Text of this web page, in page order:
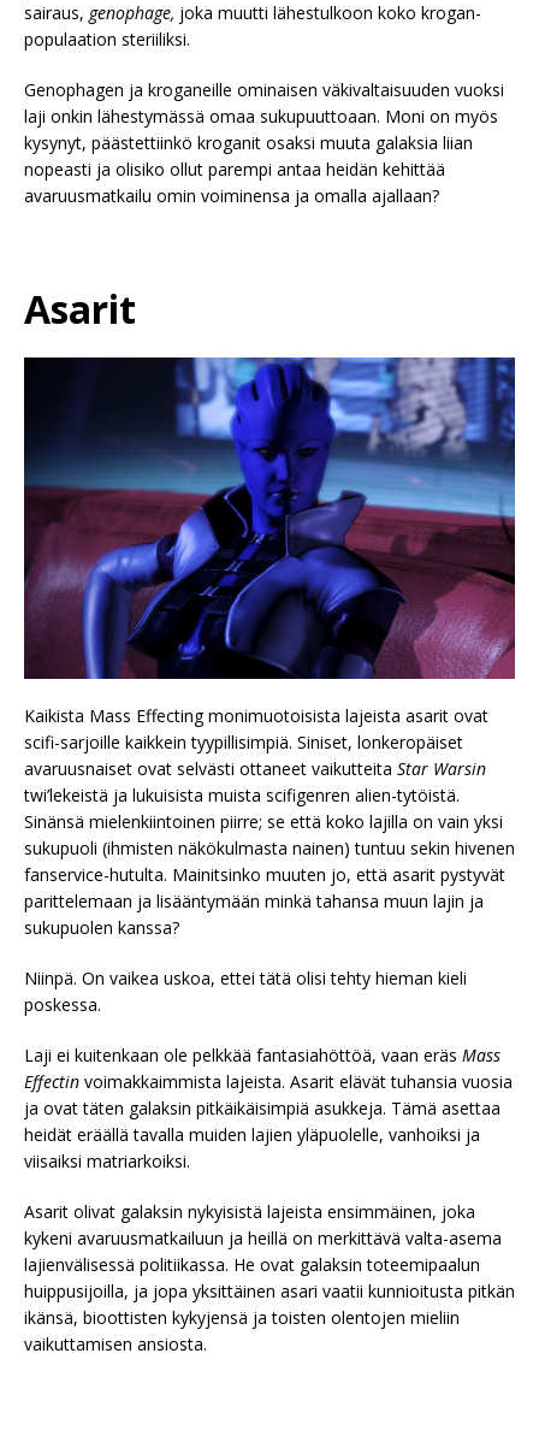
sairaus, genophage, joka muutti lähestulkoon koko krogan-
populaation steriiliksi.
Genophagen ja kroganeille ominaisen väkivaltaisuuden vuoksi
laji onkin lähestymässä omaa sukupuuttoaan. Moni on myös
kysynyt, päästettiinkö kroganit osaksi muuta galaksia liian
nopeasti ja olisiko ollut parempi antaa heidän kehittää
avaruusmatkailu omin voiminensa ja omalla ajallaan?
Asarit
Kaikista Mass Effecting monimuotoisista lajeista asarit ovat
scifi-sarjoille kaikkein tyypillisimpiä. Siniset, lonkeropäiset
avaruusnaiset ovat selvästi ottaneet vaikutteita Star Warsin
twi’lekeistä ja lukuisista muista scifigenren alien-tytöistä.
Sinänsä mielenkiintoinen piirre; se että koko lajilla on vain yksi
sukupuoli (ihmisten näkökulmasta nainen) tuntuu sekin hivenen
fanservice-hutulta. Mainitsinko muuten jo, että asarit pystyvät
parittelemaan ja lisääntymään minkä tahansa muun lajin ja
sukupuolen kanssa?
Niinpä. On vaikea uskoa, ettei tätä olisi tehty hieman kieli
poskessa.
Laji ei kuitenkaan ole pelkkää fantasiahöttöä, vaan eräs Mass
Effectin voimakkaimmista lajeista. Asarit elävät tuhansia vuosia
ja ovat täten galaksin pitkäikäisimpiä asukkeja. Tämä asettaa
heidät eräällä tavalla muiden lajien yläpuolelle, vanhoiksi ja
viisaiksi matriarkoiksi.
Asarit olivat galaksin nykyisistä lajeista ensimmäinen, joka
kykeni avaruusmatkailuun ja heillä on merkittävä valta-asema
lajienvälisessä politiikassa. He ovat galaksin toteemipaalun
huippusijoilla, ja jopa yksittäinen asari vaatii kunnioitusta pitkän
ikänsä, bioottisten kykyjensä ja toisten olentojen mieliin
vaikuttamisen ansiosta.